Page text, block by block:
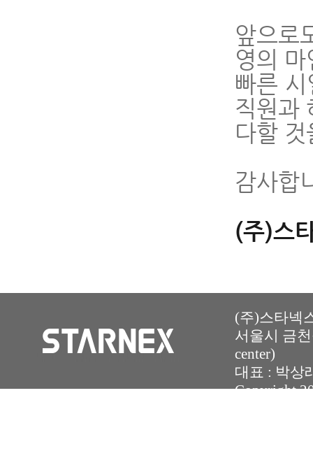
앞으로
영의
빠른
직원과
다할
감사합
(주)스
(주)스타넥
서울시 금
center)
대표 : 박상
Copyright